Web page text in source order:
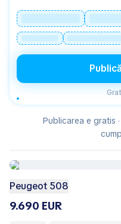
Publicarea e gratis
Peugeot 508
9.690 EUR